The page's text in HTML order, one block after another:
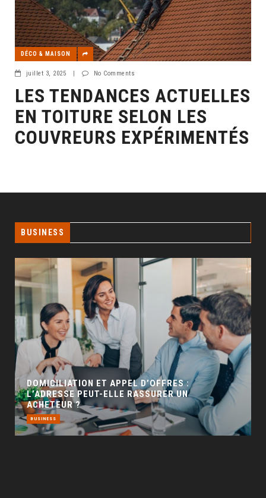
DÉCO & MAISON
juillet 3, 2025 No Comments
LES TENDANCES ACTUELLES
EN TOITURE SELON LES
COUVREURS EXPÉRIMENTÉS
BUSINESS
GÉO SEO : UN LEVIER INCONTOURNABLE POUR
LA VISIBILITÉ LOCALE
BUSINESS